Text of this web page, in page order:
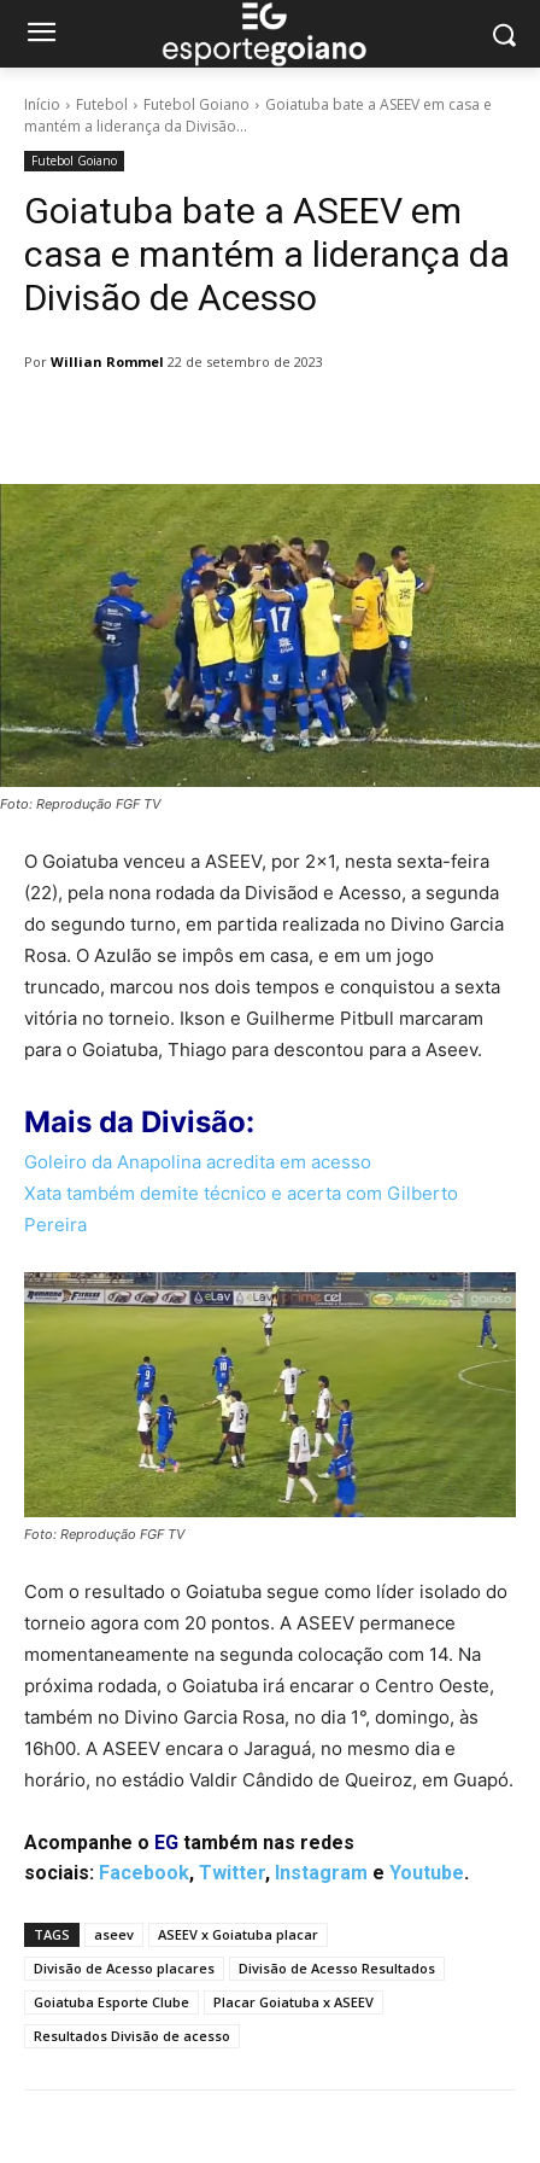
Início Futebol Futebol Goiano
Goiatuba bate a ASEEV em casa e
mantém a liderança da Divisão...
Futebol Goiano
Goiatuba bate a ASEEV em
casa e mantém a liderança da
Divisão de Acesso
Por Willian Rommel 22 de setembro de 2023
Foto: Reprodução FGF TV
O Goiatuba venceu a ASEEV, por 2×1, nesta sexta-feira
(22), pela nona rodada da Divisãod e Acesso, a segunda
do segundo turno, em partida realizada no Divino Garcia
Rosa. O Azulão se impôs em casa, e em um jogo
truncado, marcou nos dois tempos e conquistou a sexta
vitória no torneio. Ikson e Guilherme Pitbull marcaram
para o Goiatuba, Thiago para descontou para a Aseev.
Mais da Divisão:
Goleiro da Anapolina acredita em acesso
Xata também demite técnico e acerta com Gilberto
Pereira
Foto: Reprodução FGF TV
Com o resultado o Goiatuba segue como líder isolado do
torneio agora com 20 pontos. A ASEEV permanece
momentaneamente na segunda colocação com 14. Na
próxima rodada, o Goiatuba irá encarar o Centro Oeste,
também no Divino Garcia Rosa, no dia 1°, domingo, às
16h00. A ASEEV encara o Jaraguá, no mesmo dia e
horário, no estádio Valdir Cândido de Queiroz, em Guapó.
Acompanhe o EG também nas redes
sociais: Facebook, Twitter, Instagram e Youtube.
TAGS aseev
ASEEV x Goiatuba placar
Divisão de Acesso placares
Divisão de Acesso Resultados
Goiatuba Esporte Clube
Placar Goiatuba x ASEEV
Resultados Divisão de acesso